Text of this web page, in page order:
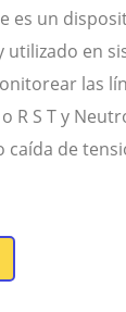
es un
en
las
R S T y
caída de